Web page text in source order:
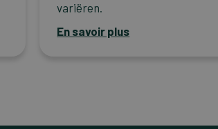
variëren.
En savoir plus